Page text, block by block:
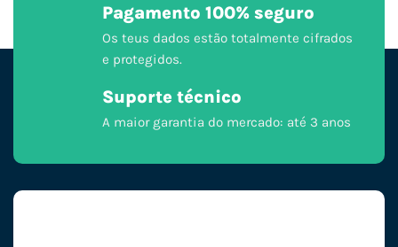
Pagamento 100% seguro
Os teus dados estão totalmente cifrados
e protegidos.
Suporte técnico
A maior garantia do mercado: até 3 anos